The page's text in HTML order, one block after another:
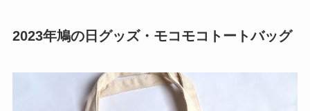
2023年鳩の日グッズ・モコモコトートバッグ